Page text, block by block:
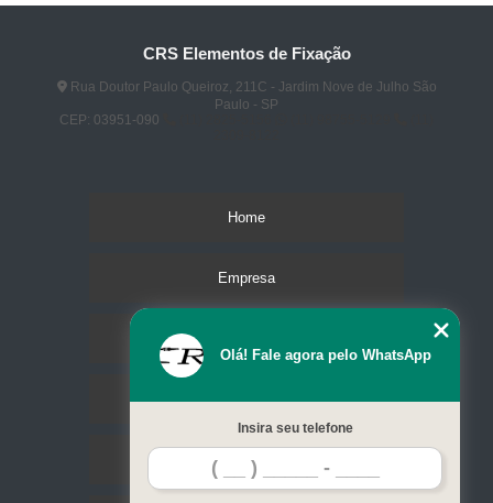
CRS Elementos de Fixação
Rua Doutor Paulo Queiroz, 211C - Jardim Nove de Julho São
Paulo - SP
CEP: 03951-090
Home
Empresa
Serviços
Contato
Olá! Fale agora pelo WhatsApp
Insira seu telefone